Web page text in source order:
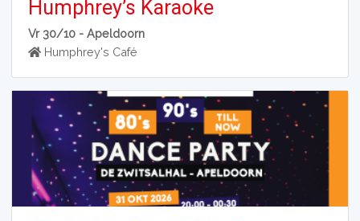
Humphrey’s Karaoke
Vr 30/10 -Apeldoorn
Humphrey's Café